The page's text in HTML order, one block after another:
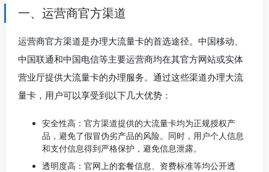
一、运营商官方渠道
运营商官方渠道是办理大流量卡的首选途径。中国移动、
中国联通和中国电信等主要运营商均在其官方网站或实体
营业厅提供大流量卡的办理服务。通过这些渠道办理大流
量卡，用户可以享受到以下几大优势：
安全性高：官方渠道提供的大流量卡均为正规授权产
品，避免了假冒伪劣产品的风险。同时，用户个人信息
和支付信息得到严格保护，避免信息泄露。
透明度高：官网上的套餐信息、资费标准等均公开透